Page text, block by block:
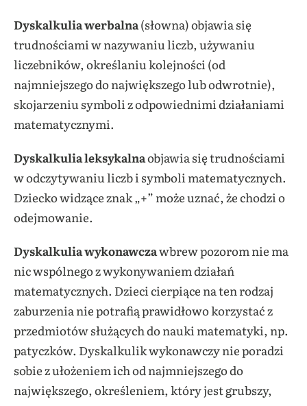
Dyskalkulia werbalna(słowna) objawia się
trudnościami w nazywaniu liczb, używaniu
liczebników, określaniu kolejności (od
najmniejszego do największego lub odwrotnie),
skojarzeniu symboli z odpowiednimi działaniami
matematycznymi.
Dyskalkulia leksykalnaobjawia się trudnościami
w odczytywaniu liczb i symboli matematycznych.
Dziecko widzące znak „+” może uznać, że chodzi o
odejmowanie.
Dyskalkulia wykonawczawbrew pozorom nie ma
nic wspólnego z wykonywaniem działań
matematycznych. Dzieci cierpiące na ten rodzaj
zaburzenia nie potrafią prawidłowo korzystać z
przedmiotów służących do nauki matematyki, np.
patyczków. Dyskalkulik wykonawczy nie poradzi
sobie z ułożeniem ich od najmniejszego do
największego, określeniem, który jest grubszy,